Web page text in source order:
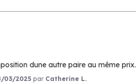
dune autre paire au même prix.
03/2025 par Catherine L.